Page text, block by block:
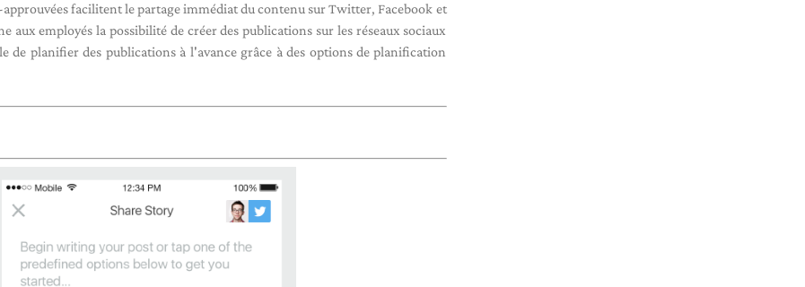
facilitent le partage immédiat du contenu sur Twitter, Facebook et
employés la possibilité de créer des publications sur les réseaux sociaux
planifier des publications à l'avance grâce à des options de planification